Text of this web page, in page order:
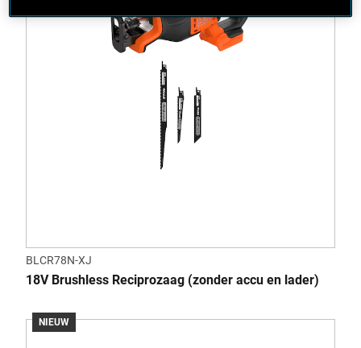
BLCR78N-XJ
18V Brushless Reciprozaag (zonder accu en lader)
NIEUW